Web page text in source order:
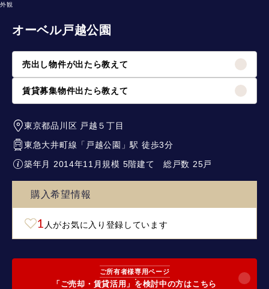
外観
オーベル戸越公園
売出し物件が出たら教えて
賃貸募集物件出たら教えて
東京都品川区 戸越５丁目
東急大井町線 「 戸越公園 」駅 徒歩3分
築年月 2014年11月規模 5階建て総戸数 25戸
購入希望情報
1 人がお気に入り登録しています
ご所有者様専用ページ
「ご売却・賃貸活用」を検討中の方はこちら